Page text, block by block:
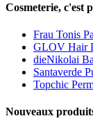
Cosmeterie, c'est
Frau Tonis
GLOV Hair
dieNikolai
Santaverde
Topchic
Nouveaux